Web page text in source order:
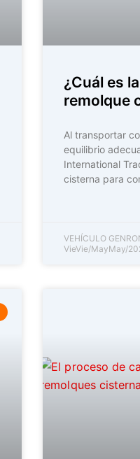
¿Cuál es
remolque
Al transportar
equilibrio
International
cisterna para
VEHÍCULO
VieVie/MayMay/